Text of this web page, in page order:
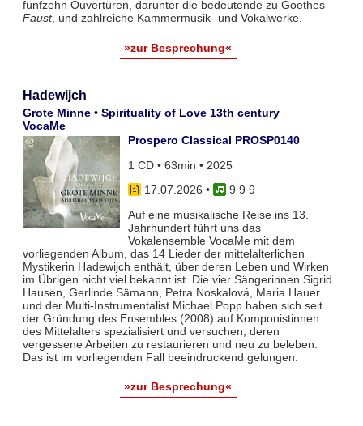
fünfzehn Ouvertüren, darunter die bedeutende zu Goethes
Faust, und zahlreiche Kammermusik- und Vokalwerke.
»zur Besprechung«
Hadewijch
Grote Minne • Spirituality of Love 13th century
VocaMe
Prospero Classical PROSP0140
1 CD • 63min • 2025
17.07.2026 •
9 9 9
Auf eine musikalische Reise ins 13.
Jahrhundert führt uns das
Vokalensemble VocaMe mit dem
vorliegenden Album, das 14 Lieder der mittelalterlichen
Mystikerin Hadewijch enthält, über deren Leben und Wirken
im Übrigen nicht viel bekannt ist. Die vier Sängerinnen Sigrid
Hausen, Gerlinde Sämann, Petra Noskalová, Maria Hauer
und der Multi-Instrumentalist Michael Popp haben sich seit
der Gründung des Ensembles (2008) auf Komponistinnen
des Mittelalters spezialisiert und versuchen, deren
vergessene Arbeiten zu restaurieren und neu zu beleben.
Das ist im vorliegenden Fall beeindruckend gelungen.
»zur Besprechung«